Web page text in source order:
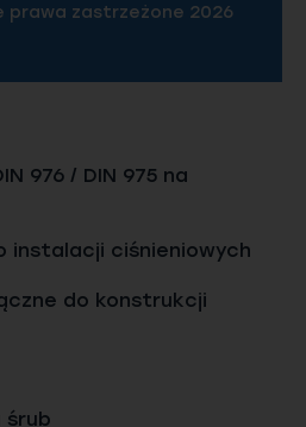
prawa zastrzeżone 2026
976 / DIN 975 na
instalacji ciśnieniowych
do konstrukcji
śrub